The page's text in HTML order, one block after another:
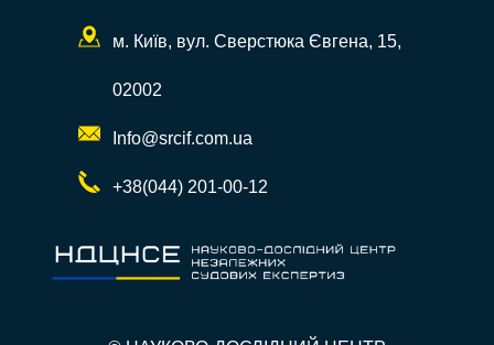
м. Київ, вул. Сверстюка Євгена, 15,
02002
Info@srcif.com.ua
+38(044) 201-00-12